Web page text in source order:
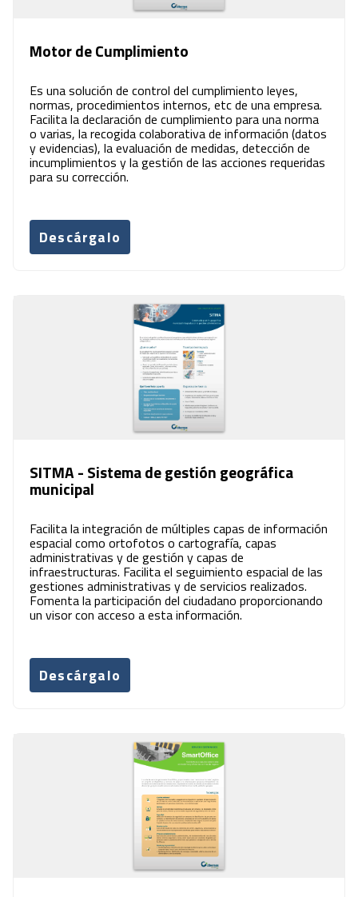
Motor de Cumplimiento
Es una solución de control del cumplimiento leyes,
normas, procedimientos internos, etc de una empresa.
Facilita la declaración de cumplimiento para una norma
o varias, la recogida colaborativa de información (datos
y evidencias), la evaluación de medidas, detección de
incumplimientos y la gestión de las acciones requeridas
para su corrección.
Descárgalo
SITMA - Sistema de gestión geográfica
municipal
Facilita la integración de múltiples capas de información
espacial como ortofotos o cartografía, capas
administrativas y de gestión y capas de
infraestructuras. Facilita el seguimiento espacial de las
gestiones administrativas y de servicios realizados.
Fomenta la participación del ciudadano proporcionando
un visor con acceso a esta información.
Descárgalo